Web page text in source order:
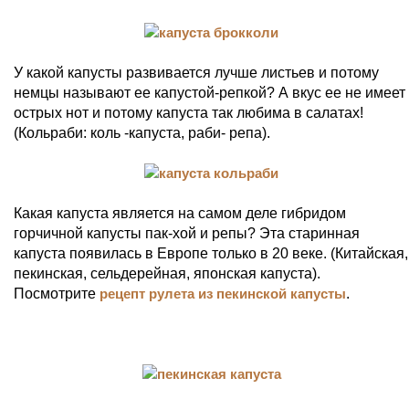
У какой капусты развивается лучше листьев и потому
немцы называют ее капустой-репкой? А вкус ее не имеет
острых нот и потому капуста так любима в салатах!
(Кольраби: коль -капуста, раби- репа).
Какая капуста является на самом деле гибридом
горчичной капусты пак-хой и репы? Эта старинная
капуста появилась в Европе только в 20 веке. (Китайская,
пекинская, сельдерейная, японская капуста).
Посмотрите рецепт рулета из пекинской капусты.